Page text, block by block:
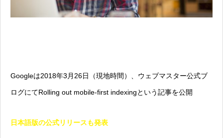
Googleは2018年3月26日（現地時間）、ウェブマスター公式ブ
ログにてRolling out mobile-first indexingという記事を公開
日本語版の公式リリースも発表